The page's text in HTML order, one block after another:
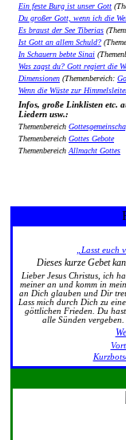
Ein feste Burg ist unser Gott
Du großer Gott, wenn ich die
Es braust der See Tiberias
Ist Gott an allem Schuld?
In Schauern bebte Sinai
Was zagst du? Gott regiert die
Dimensionen (Themenbereich:
Wenn die Wüste zur
Infos, große Linklisten etc.
Liedern usw.:
Themenbereich
Themenbereich Gottes Gebote
ThemenbereichAllmacht Gottes
„Lasst euch
Dieses kurze Gebet
Lieber Jesus Christus, ich
meiner an und komm in
an Dich glauben und Dir
Lass mich durch Dich zu
göttlichen Frieden. Du
alle Sünden